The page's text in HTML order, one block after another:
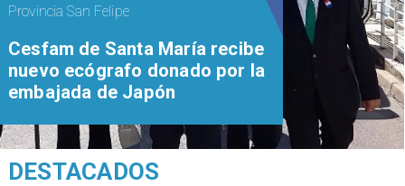
Provincia San Felipe
Cesfam de Santa María recibe
nuevo ecógrafo donado por la
embajada de Japón
DESTACADOS